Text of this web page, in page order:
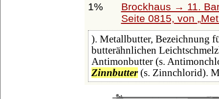
1%
Brockhaus → 11.
Seite 0815, von
). Metallbutter, Bezeichnung
butterähnlichen
Antimonbutter (s.
Zinnbutter(s. Zinnchlorid).